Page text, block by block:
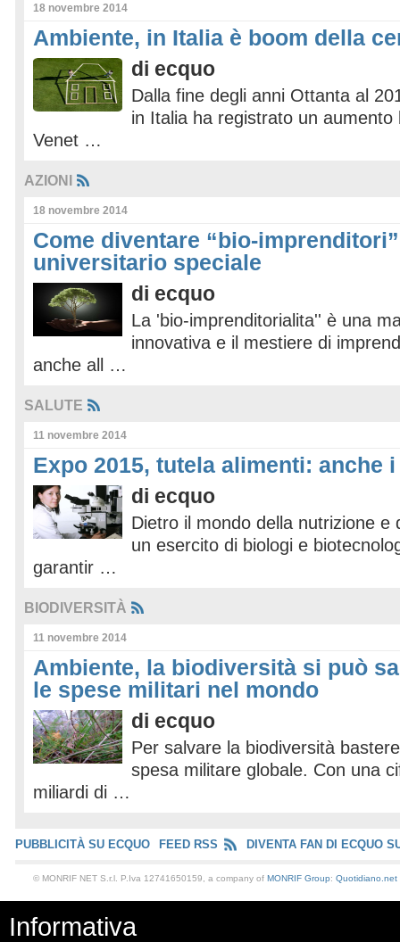
18 novembre 2014
Ambiente, in Italia è boom della
di ecquo
Dalla fine degli anni Ottanta al
in Italia ha registrato un
Venet …
AZIONI
18 novembre 2014
Come diventare “bio-
universitario speciale
di ecquo
La 'bio-imprenditorialita'' è una
innovativa e il mestiere di
anche all …
SALUTE
11 novembre 2014
Expo 2015, tutela alimenti: anche
di ecquo
Dietro il mondo della nutrizione e
un esercito di biologi e
garantir …
BIODIVERSITÀ
11 novembre 2014
Ambiente, la biodiversità si può
le spese militari nel mondo
di ecquo
Per salvare la biodiversità
spesa militare globale. Con una
miliardi di …
PUBBLICITÀ SU ECQUO FEED RSS DIVENTA FAN DI ECQUO
© MONRIF NET S.r.l. P.Iva 12741650159, a company of MONRIF Group: Quotidiano.net
Informativa